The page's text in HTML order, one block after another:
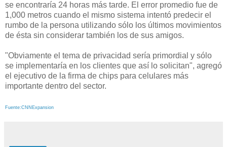
se encontraría 24 horas más tarde. El error promedio fue de
1,000 metros cuando el mismo sistema intentó predecir el
rumbo de la persona utilizando sólo los últimos movimientos
de ésta sin considerar también los de sus amigos.
"Obviamente el tema de privacidad sería primordial y sólo
se implementaría en los clientes que así lo solicitan", agregó
el ejecutivo de la firma de chips para celulares más
importante dentro del sector.
Fuente:CNNExpansion